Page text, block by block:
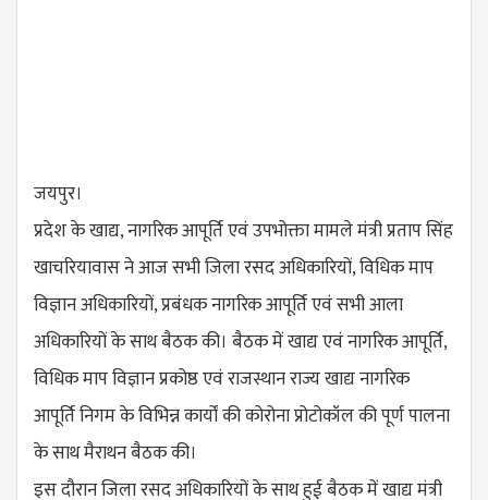
जयपुर।
प्रदेश के खाद्य, नागरिक आपूर्ति एवं उपभोक्ता मामले मंत्री प्रताप सिंह
खाचरियावास ने आज सभी जिला रसद अधिकारियों, विधिक माप
विज्ञान अधिकारियों, प्रबंधक नागरिक आपूर्ति एवं सभी आला
अधिकारियों के साथ बैठक की। बैठक में खाद्य एवं नागरिक आपूर्ति,
विधिक माप विज्ञान प्रकोष्ठ एवं राजस्थान राज्य खाद्य नागरिक
आपूर्ति निगम के विभिन्न कार्यों की कोरोना प्रोटोकॉल की पूर्ण पालना
के साथ मैराथन बैठक की।
इस दौरान जिला रसद अधिकारियों के साथ हुई बैठक में खाद्य मंत्री